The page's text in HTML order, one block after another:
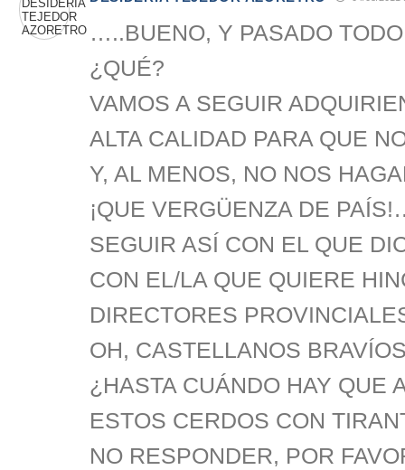
…..BUENO, Y PASADO
¿QUÉ?
VAMOS A SEGUIR
ALTA CALIDAD PARA QUE
Y, AL MENOS, NO NOS
¡QUE VERGÜENZA DE
SEGUIR ASÍ CON EL QUE
CON EL/LA QUE QUIERE
DIRECTORES
OH, CASTELLANOS
¿HASTA CUÁNDO HAY QUE
ESTOS CERDOS CON
NO RESPONDER, POR